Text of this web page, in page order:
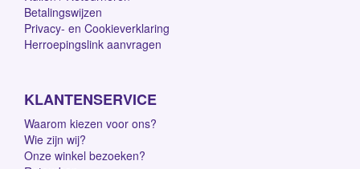
Betalingswijzen
Privacy- en Cookieverklaring
Herroepingslink aanvragen
KLANTENSERVICE
Waarom kiezen voor ons?
Wie zijn wij?
Onze winkel bezoeken?